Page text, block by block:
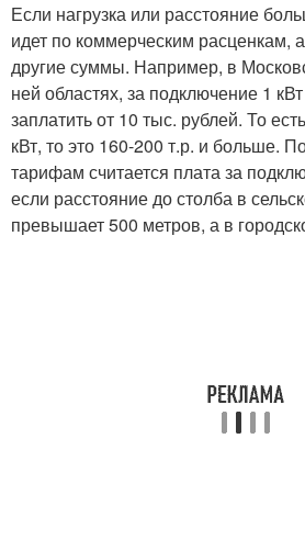
Если нагрузка или расстояние
идет по коммерческим расценкам,
другие суммы. Например, в
ней областях, за подключение 1
заплатить от 10 тыс. рублей. То
кВт, то это 160-200 т.р. и больше.
тарифам считается плата за
если расстояние до столба в
превышает 500 метров, а в